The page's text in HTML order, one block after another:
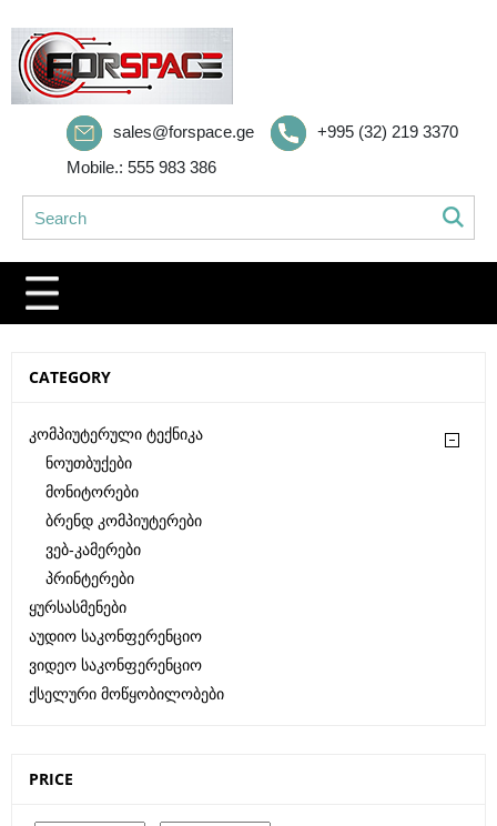
sales@forspace.ge
+995 (32) 219 3370
Mobile.: 555 983 386
CATEGORY
Კომპიუტერული Ტექნიკა
Ნოუთბუქები
Მონიტორები
Ბრენდ Კომპიუტერები
Ვებ-Კამერები
Პრინტერები
Ყურსასმენები
Აუდიო Საკონფერენციო
Ვიდეო Საკონფერენციო
Ქსელური Მოწყობილობები
PRICE